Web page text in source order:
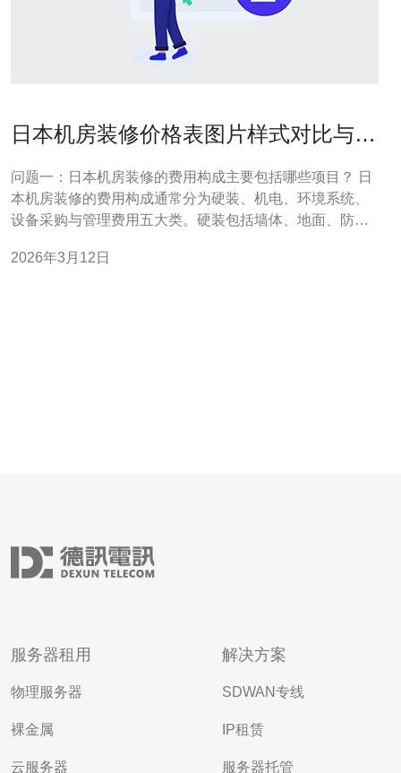
日本机房装修价格表图片样式对比与预
问题一：日本机房装修的费用构成主要包括哪些项目？ 日
本机房装修的费用构成通常分为硬装、机电、环境系统、
设备采购与管理费用五大类。硬装包括墙体、地面、防静
调精密空调、配线架与布线；环境系统为消防、漏水检
2026年3月12日
服务器租用
物理服务器
裸金属
云服务器
解决方案
SDWAN专线
IP租赁
服务器托管